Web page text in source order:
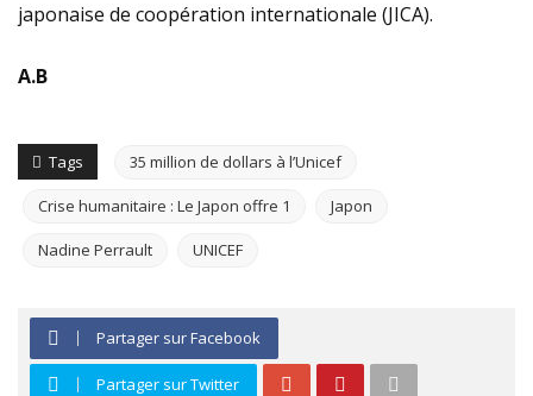
japonaise de coopération internationale (JICA).
A.B
Tags 35 million de dollars à l’Unicef
Crise humanitaire : Le Japon offre 1 Japon
Nadine Perrault UNICEF
Partager sur Facebook
Partager sur Twitter